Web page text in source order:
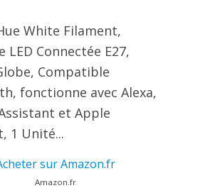
White Filament,
LED Connectée E27,
Compatible
fonctionne avec Alexa,
et Apple
1 Unité...
sur Amazon.fr
Amazon.fr